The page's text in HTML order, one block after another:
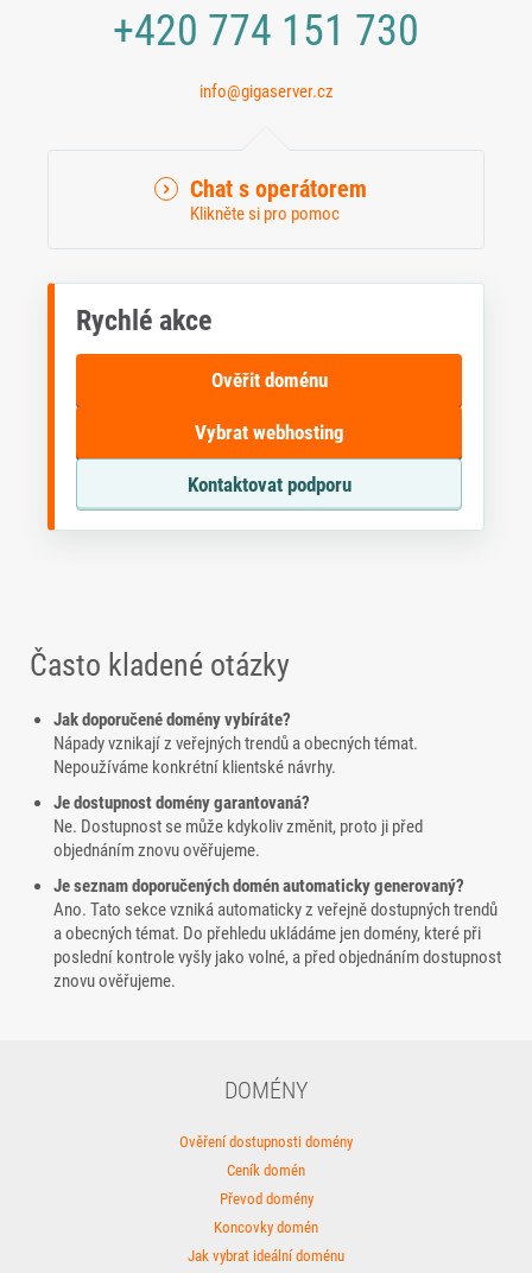
+420 774 151 730
info@gigaserver.cz
Chat s operátorem
Klikněte si pro pomoc
Rychlé akce
Ověřit doménu
Vybrat webhosting
Kontaktovat podporu
Často kladené otázky
Jak doporučené domény vybíráte?
Nápady vznikají z veřejných trendů a obecných témat.
Nepoužíváme konkrétní klientské návrhy.
Je dostupnost domény garantovaná?
Ne. Dostupnost se může kdykoliv změnit, proto ji před
objednáním znovu ověřujeme.
Je seznam doporučených domén automaticky generovaný?
Ano. Tato sekce vzniká automaticky z veřejně dostupných trendů
a obecných témat. Do přehledu ukládáme jen domény, které při
poslední kontrole vyšly jako volné, a před objednáním dostupnost
znovu ověřujeme.
DOMÉNY
Ověření dostupnosti domény
Ceník domén
Převod domény
Koncovky domén
Jak vybrat ideální doménu